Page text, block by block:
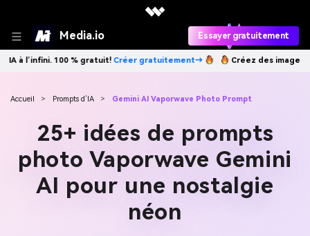
Media.io Essayer gratuitement
Créez des images IA à l’infini. 100 % gratuit!Créer
Accueil > Prompts d’IA > Gemini AI Vaporwave Photo Prompt
25+ idées de prompts
photo Vaporwave Gemini
AI pour une nostalgie
néon